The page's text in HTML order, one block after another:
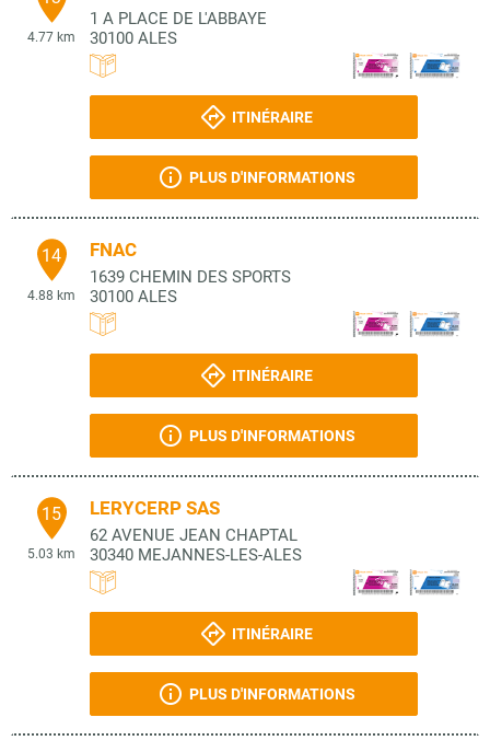
4.77 km
1 A PLACE DE L'ABBAYE
30100 ALES
ITINÉRAIRE
PLUS D'INFORMATIONS
14
4.88 km
FNAC
1639 CHEMIN DES SPORTS
30100 ALES
ITINÉRAIRE
PLUS D'INFORMATIONS
15
5.03 km
LERYCERP SAS
62 AVENUE JEAN CHAPTAL
30340 MEJANNES-LES-ALES
ITINÉRAIRE
PLUS D'INFORMATIONS